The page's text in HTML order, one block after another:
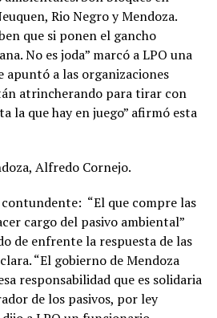
Rio Negro y Mendoza.
que si ponen el gancho
No es joda” marcó a LPO una
apuntó a las organizaciones
atrincherando para tirar con
la que hay en juego” afirmó esta
Alfredo Cornejo.
contundente: “El que compre las
cargo del pasivo ambiental”
de enfrente la respuesta de las
“El gobierno de Mendoza
responsabilidad que es solidaria
de los pasivos, por ley